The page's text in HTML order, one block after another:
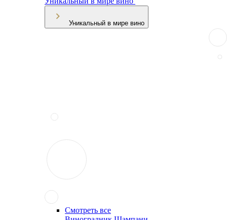
Уникальный в мире вино
Смотреть все